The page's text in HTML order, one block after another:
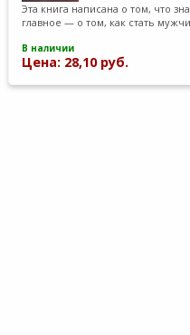
Эта книга написана о том, что
главное — о том, как стать
В наличии
Цена: 28,10 руб.